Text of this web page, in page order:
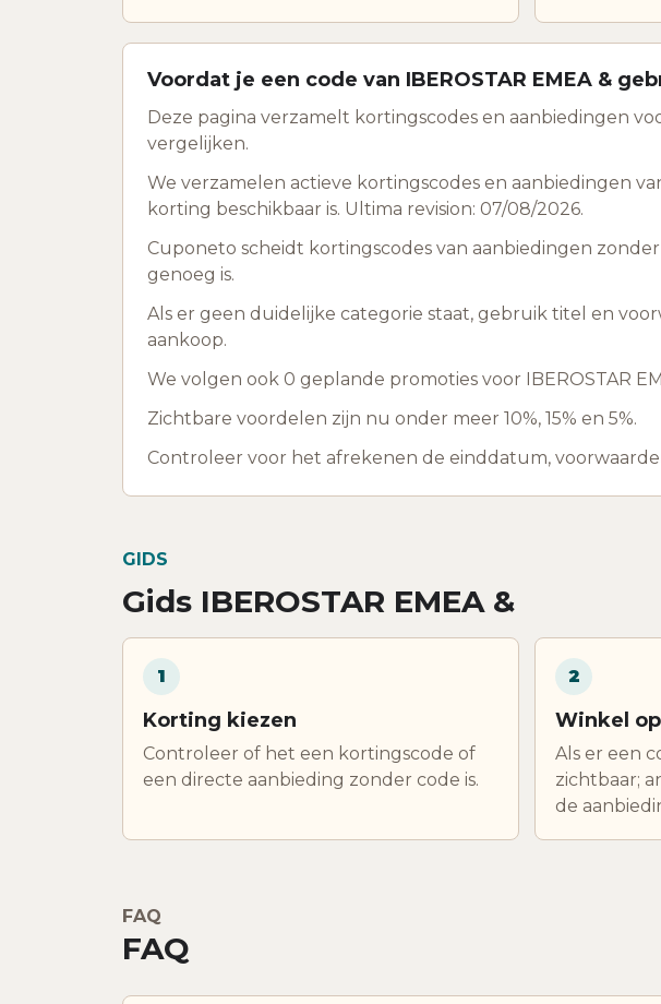
Voordat je een code van IBEROSTAR EMEA &
Deze pagina verzamelt kortingscodes en aanbiedingen
vergelijken.
We verzamelen actieve kortingscodes en aanbiedingen
korting beschikbaar is. Ultima revision: 07/08/2026.
Cuponeto scheidt kortingscodes van aanbiedingen
genoeg is.
Als er geen duidelijke categorie staat, gebruik titel en
aankoop.
We volgen ook 0 geplande promoties voor IBEROSTAR
Zichtbare voordelen zijn nu onder meer 10%, 15% en 5%.
Controleer voor het afrekenen de einddatum,
GIDS
Gids IBEROSTAR EMEA &
1
Korting kiezen
Controleer of het een kortingscode of
een directe aanbieding zonder code is.
2
Winkel
Als er een
zichtbaar;
de
FAQ
FAQ